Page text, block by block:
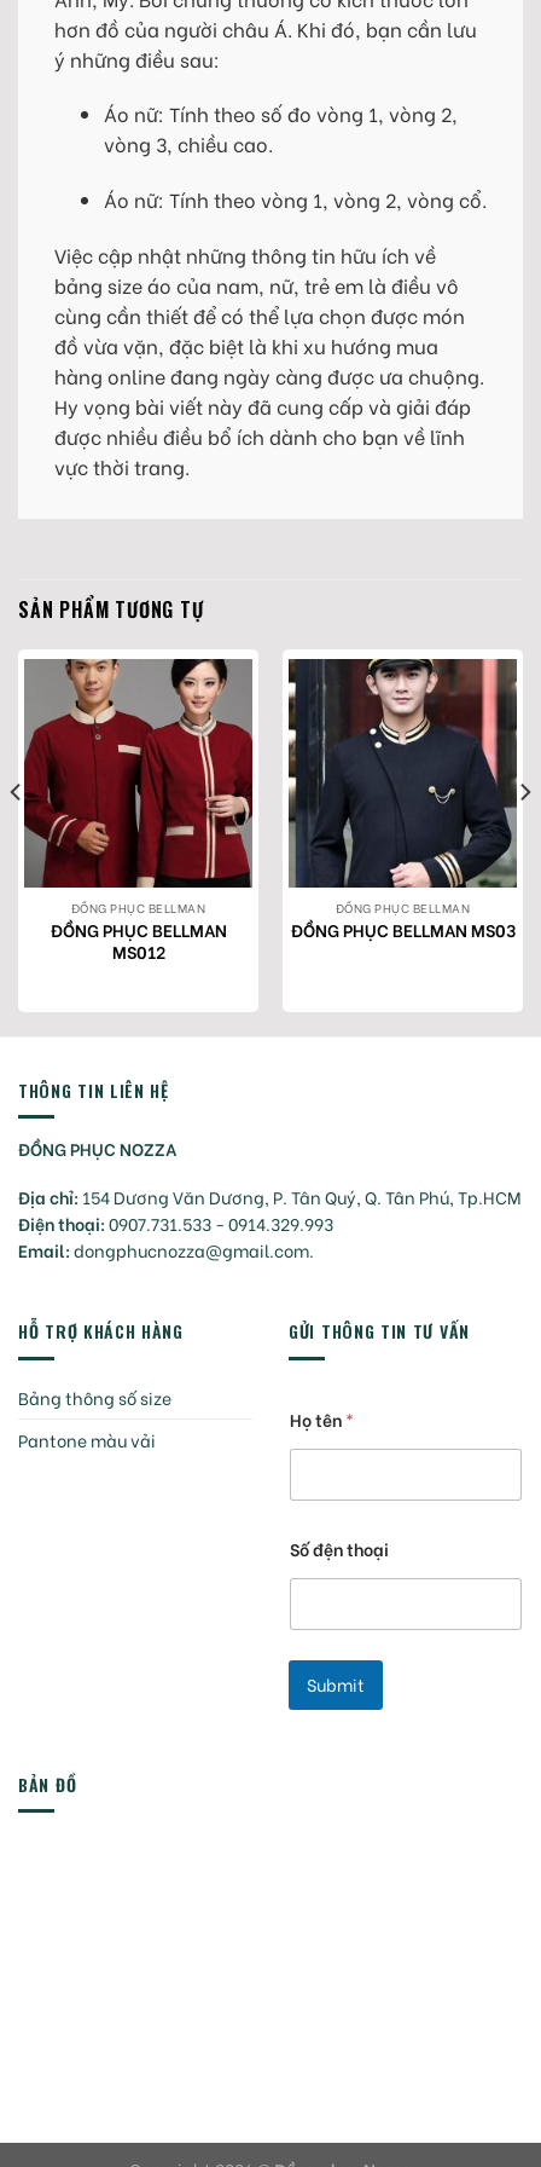
hơn đồ của người châu Á. Khi đó, bạn cần lưu
ý những điều sau:
Áo nữ: Tính theo số đo vòng 1, vòng 2,
vòng 3, chiều cao.
Áo nữ: Tính theo vòng 1, vòng 2, vòng cổ.
Việc cập nhật những thông tin hữu ích về
bảng size áo của nam, nữ, trẻ em là điều vô
cùng cần thiết để có thể lựa chọn được món
đồ vừa vặn, đặc biệt là khi xu hướng mua
hàng online đang ngày càng được ưa chuộng.
Hy vọng bài viết này đã cung cấp và giải đáp
được nhiều điều bổ ích dành cho bạn về lĩnh
vực thời trang.
SẢN PHẨM TƯƠNG TỰ
ĐỒNG PHỤC BELLMAN
ĐỒNG PHỤC BELLMAN
MS012
ĐỒNG PHỤC BELLMAN
ĐỒNG PHỤC BELLMAN MS03
THÔNG TIN LIÊN HỆ
ĐỒNG PHỤC NOZZA
Địa chỉ: 154 Dương Văn Dương, P. Tân Quý, Q. Tân Phú, Tp.HCM
Điện thoại:0907.731.533 - 0914.329.993
Email:dongphucnozza@gmail.com.
HỖ TRỢ KHÁCH HÀNG
Bảng thông số size
Pantone màu vải
GỬI THÔNG TIN TƯ VẤN
Họ tên*
Số đện thoại
Submit
BẢN ĐỒ